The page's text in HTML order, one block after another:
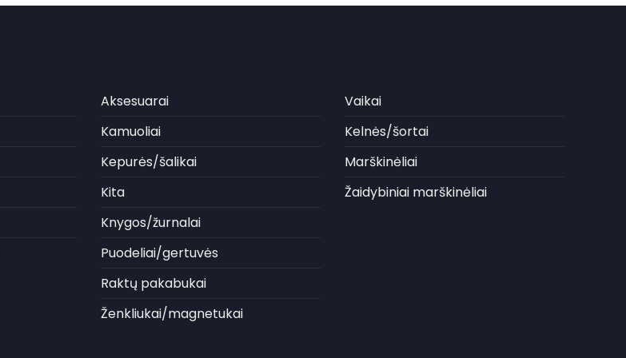
Aksesuarai
Kamuoliai
Kepurės/šalikai
Kita
Knygos/žurnalai
Puodeliai/gertuvės
Raktų pakabukai
Ženkliukai/magnetukai
Vaikai
Kelnės/šortai
Marškinėliai
Žaidybiniai marškinėliai